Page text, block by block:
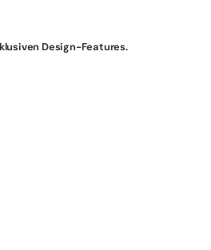
Design-Features.